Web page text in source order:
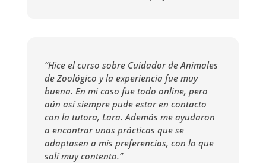
“Hice el curso sobre Cuidador de Animales
de Zoológico y la experiencia fue muy
buena. En mi caso fue todo online, pero
aún así siempre pude estar en contacto
con la tutora, Lara. Además me ayudaron
a encontrar unas prácticas que se
adaptasen a mis preferencias, con lo que
salí muy contento.”